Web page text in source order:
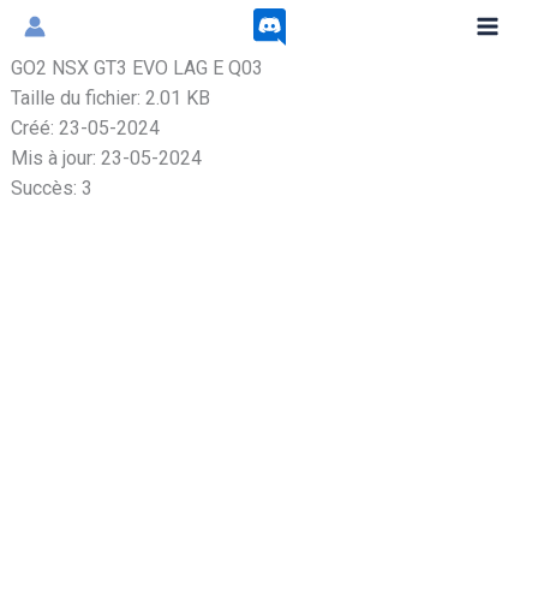
Aller
contenu
GO2 NSX GT3 EVO LAG E Q03
Taille du fichier: 2.01 KB
Créé: 23-05-2024
Mis à jour: 23-05-2024
Succès: 3